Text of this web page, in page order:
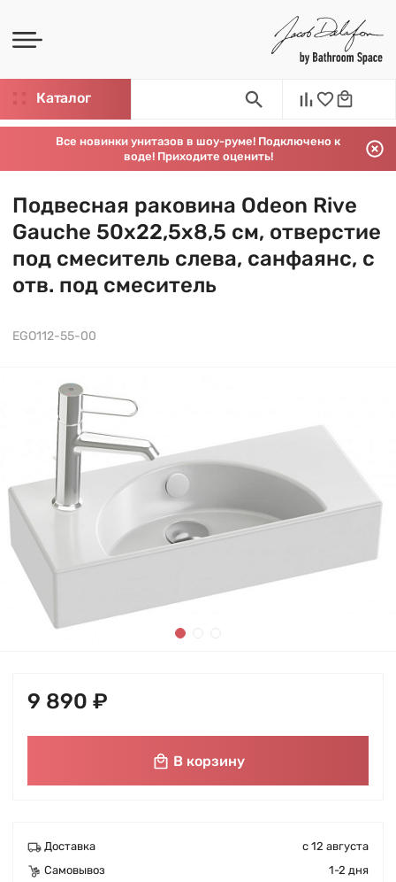
Каталог
Все новинки унитазов в шоу-руме! Подключено к
воде! Приходите оценить!
Подвесная раковина Odeon Rive
Gauche 50х22,5х8,5 см, отверстие
под смеситель слева, санфаянс, с
отв. под смеситель
EGO112-55-00
9 890 ₽
В корзину
Доставка
с 12 августа
Самовывоз
1-2 дня